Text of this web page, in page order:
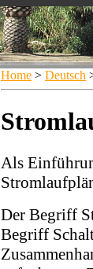
Home > Deutsch
Als
Der Begriff
Begriff